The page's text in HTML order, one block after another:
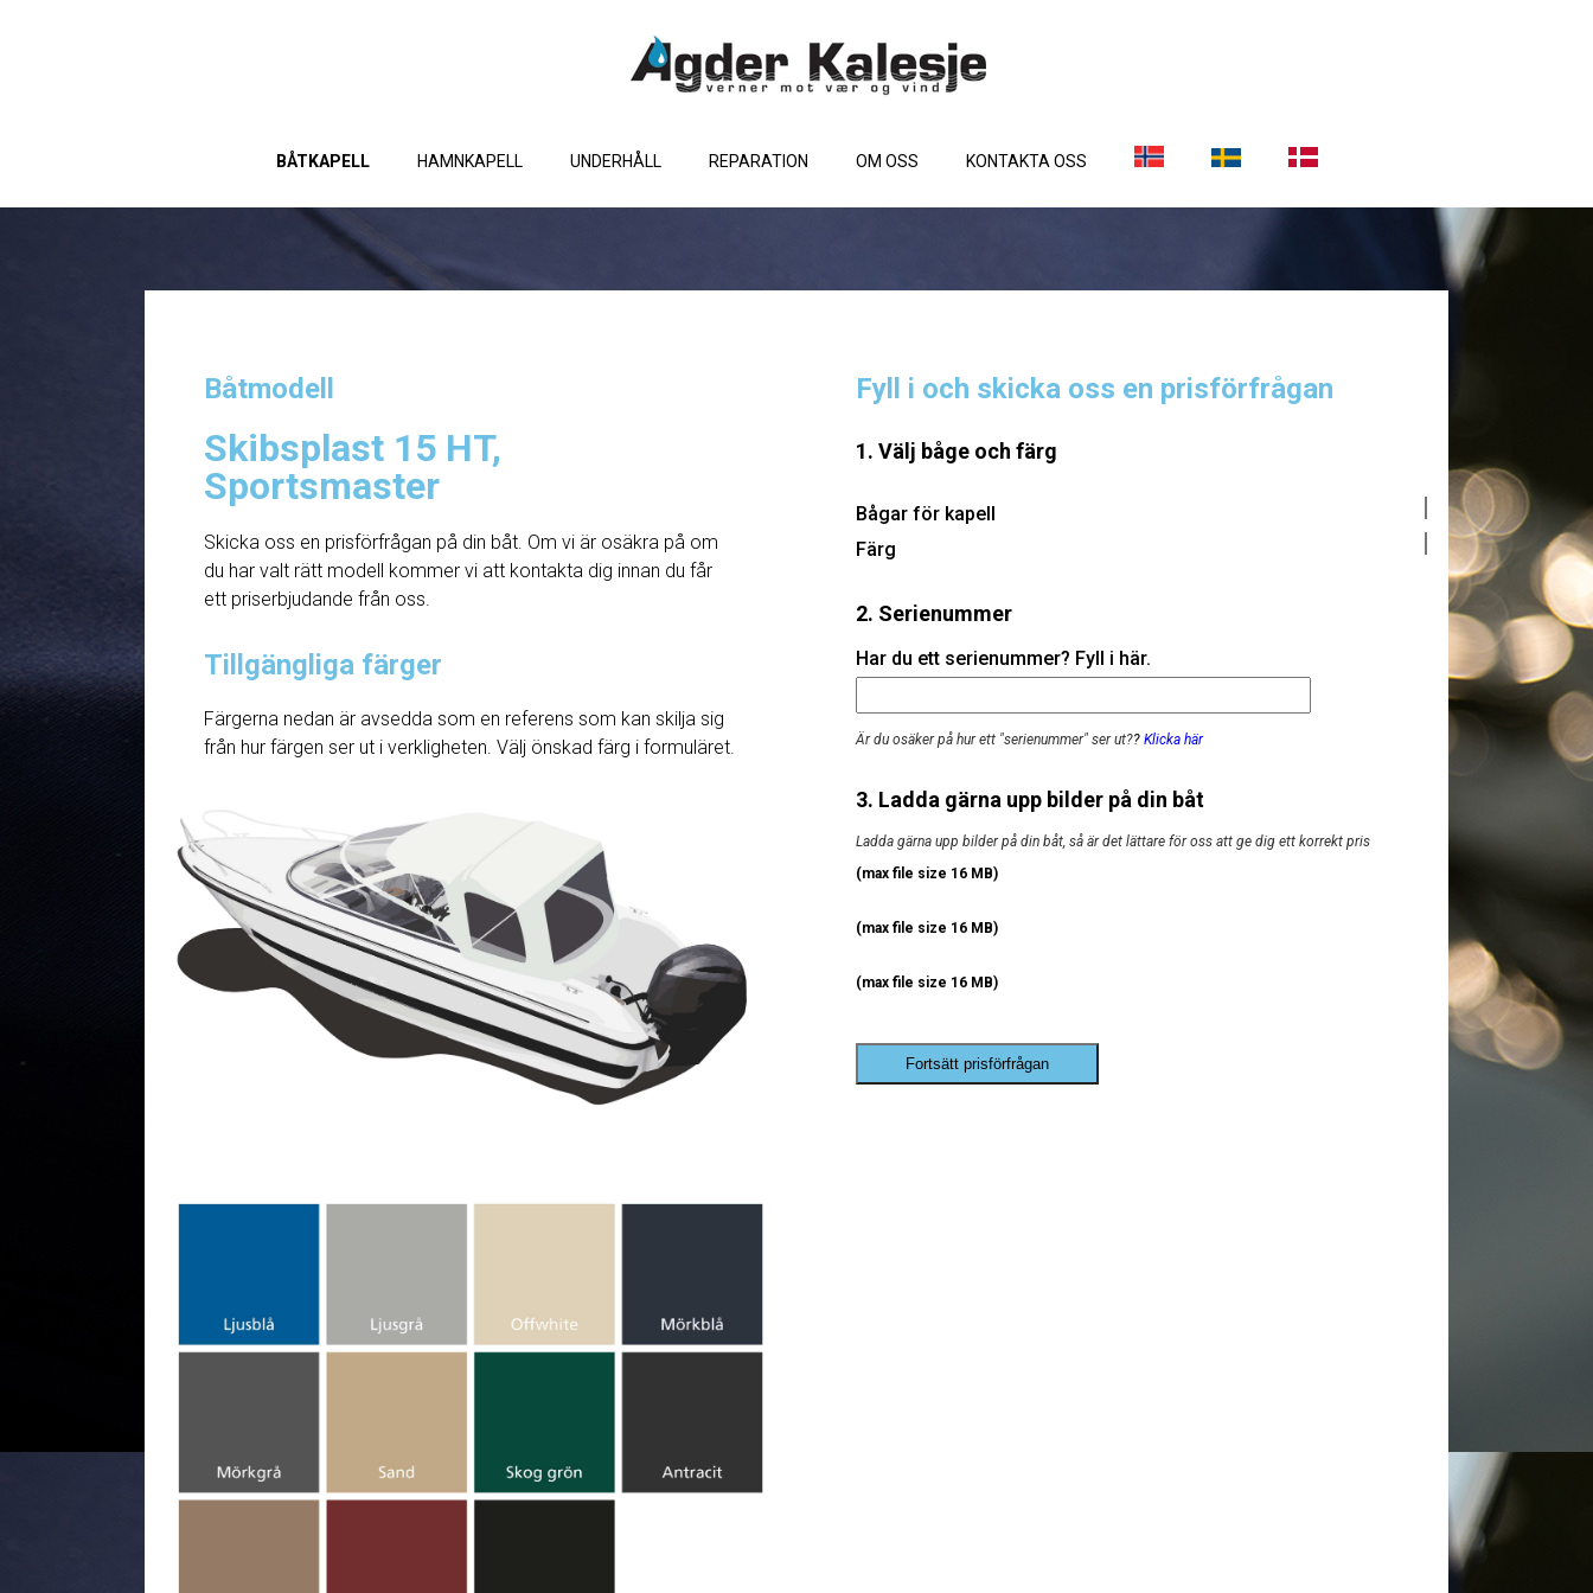
BÅTKAPELL HAMNKAPELL UNDERHÅLL REPARATION OM OSS KONTAKTA OSS
Båtmodell
Skibsplast 15 HT,
Sportsmaster
Skicka oss en prisförfrågan på din båt. Om vi ​​är osäkra på om
du har valt rätt modell kommer vi att kontakta dig innan du får
ett priserbjudande från oss.
Tillgängliga färger
Färgerna nedan är avsedda som en referens som kan skilja sig
från hur färgen ser ut i verkligheten. Välj önskad färg i formuläret.
Fyll i och skicka oss en prisförfrågan
1. Välj båge och färg
Bågar för kapell
Färg
2. Serienummer
Har du ett serienummer? Fyll i här.
Är du osäker på hur ett "serienummer" ser ut?? Klicka här
3. Ladda gärna upp bilder på din båt
Ladda gärna upp bilder på din båt, så är det lättare för oss att ge dig ett korrekt pris
(max file size 16 MB)
(max file size 16 MB)
(max file size 16 MB)
Fortsätt prisförfrågan